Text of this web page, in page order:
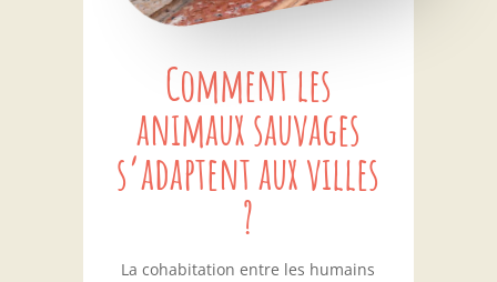
Comment les
animaux sauvages
s’adaptent aux villes
?
La cohabitation entre les humains